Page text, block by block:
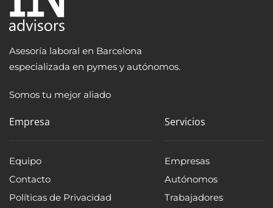
Asesoría laboral en Barcelona
especializada en pymes y autónomos.
Somos tu mejor aliado
Empresa
Equipo
Contacto
Políticas de Privacidad
Servicios
Empresas
Autónomos
Trabajadores